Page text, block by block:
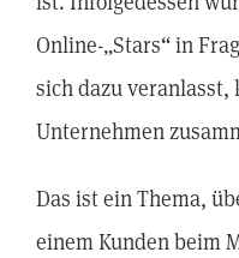
Online-„Stars“ in
sich dazu
Unternehmen
Das ist ein Thema,
einem Kunden beim